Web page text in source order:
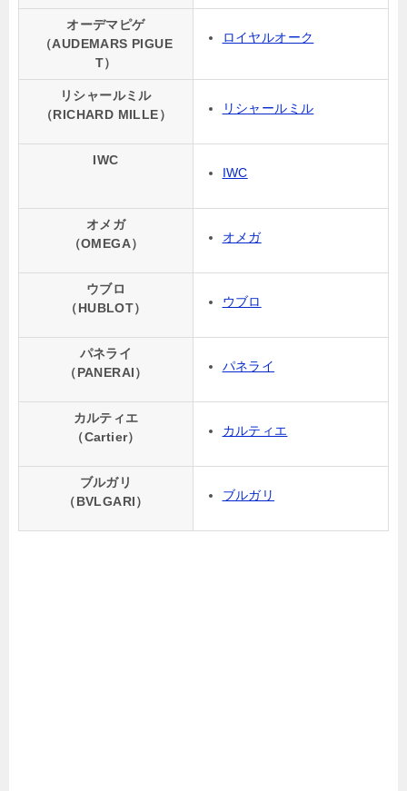
オーデマピゲ
（AUDEMARS PIGUE
T）
ロイヤルオーク
リシャールミル
（RICHARD MILLE）
リシャールミル
IWC
IWC
オメガ
（OMEGA）
オメガ
ウブロ
（HUBLOT）
ウブロ
パネライ
（PANERAI）
パネライ
カルティエ
（Cartier）
カルティエ
ブルガリ
（BVLGARI）
ブルガリ